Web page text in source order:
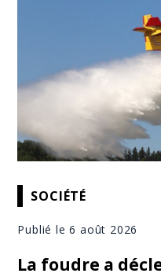
SOCIÉTÉ
Publié le 6 août 2026
La foudre a